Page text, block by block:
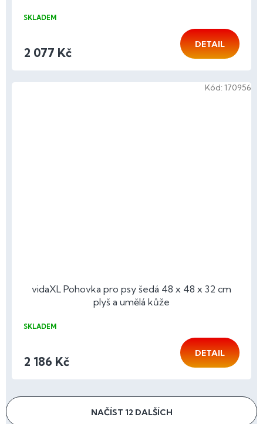
SKLADEM
2 077 Kč
DETAIL
vidaXL Pohovka pro psy šedá 48 x 48 x 32 cm
plyš a umělá kůže
SKLADEM
2 186 Kč
DETAIL
Kód: 170956
NAČÍST 12 DALŠÍCH